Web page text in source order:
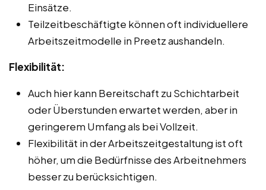
Einsätze.
Teilzeitbeschäftigte können oft individuellere
Arbeitszeitmodelle in Preetz aushandeln.
Flexibilität:
Auch hier kann Bereitschaft zu Schichtarbeit
oder Überstunden erwartet werden, aber in
geringerem Umfang als bei Vollzeit.
Flexibilität in der Arbeitszeitgestaltung ist oft
höher, um die Bedürfnisse des Arbeitnehmers
besser zu berücksichtigen.